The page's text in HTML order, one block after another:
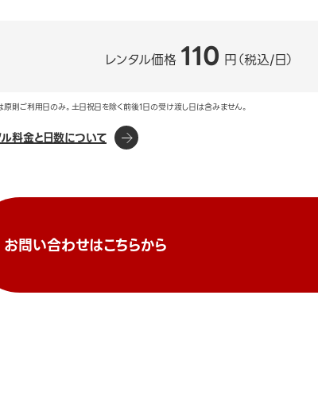
レンタル価格 110 円（税込/日）
則ご利用日のみ。土日祝日を除く前後1日の受け渡し日は含みません。
ル料金と日数について
お問い合わせはこちらから